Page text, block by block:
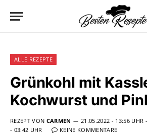
ALLE REZEPTE
Grünkohl mit
Kochwurst und
REZEPT VON CARMEN 21.05.2022 - 13:56 UHR
- 03:42 UHR
KEINE KOMMENTARE